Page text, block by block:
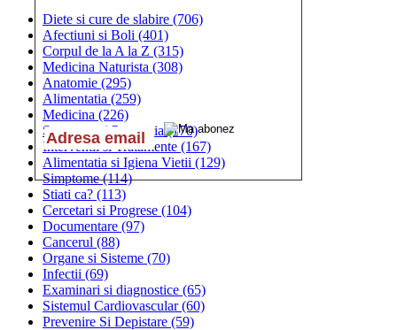
Diete si cure de slabire (706)
Afectiuni si Boli (401)
Corpul de la A la Z (315)
Medicina Naturista (308)
Anatomie (295)
Alimentatia (259)
Medicina (226)
Sanatatea si Preventia(170)
Interventii si Tratamente (167)
Alimentatia si Igiena Vietii (129)
Simptome(114)
Stiati ca? (113)
Cercetari si Progrese (104)
Documentare (97)
Cancerul (88)
Organe si Sisteme (70)
Infectii (69)
Examinari si diagnostice (65)
Sistemul Cardiovascular(60)
Prevenire Si Depistare (59)